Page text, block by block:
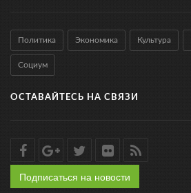
Политика Экономика Культура
Социум
ОСТАВАЙТЕСЬ НА СВЯЗИ
Подписаться на новости